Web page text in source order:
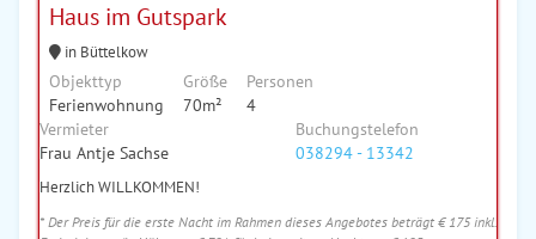
Haus im Gutspark
in Büttelkow
Objekttyp
Ferienwohnung
Größe
70m²
Personen
4
Vermieter
Frau Antje Sachse
Buchungstelefon
038294 - 13342
Herzlich WILLKOMMEN!
* Der Preis für die erste Nacht im Rahmen dieses Angebotes beträgt € 175 inkl.